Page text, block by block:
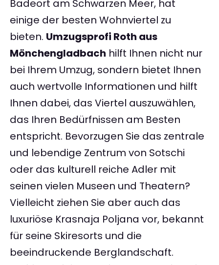
Badeort am Schwarzen Meer, hat
einige der besten Wohnviertel zu
bieten. Umzugsprofi Roth aus
Mönchengladbach hilft Ihnen nicht nur
bei Ihrem Umzug, sondern bietet Ihnen
auch wertvolle Informationen und hilft
Ihnen dabei, das Viertel auszuwählen,
das Ihren Bedürfnissen am Besten
entspricht. Bevorzugen Sie das zentrale
und lebendige Zentrum von Sotschi
oder das kulturell reiche Adler mit
seinen vielen Museen und Theatern?
Vielleicht ziehen Sie aber auch das
luxuriöse Krasnaja Poljana vor, bekannt
für seine Skiresorts und die
beeindruckende Berglandschaft.